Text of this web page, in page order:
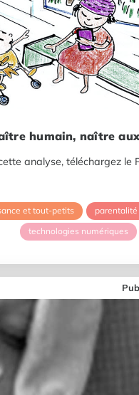
humain, naître
analyse, téléchargez le
et tout-petits
technologies numériques